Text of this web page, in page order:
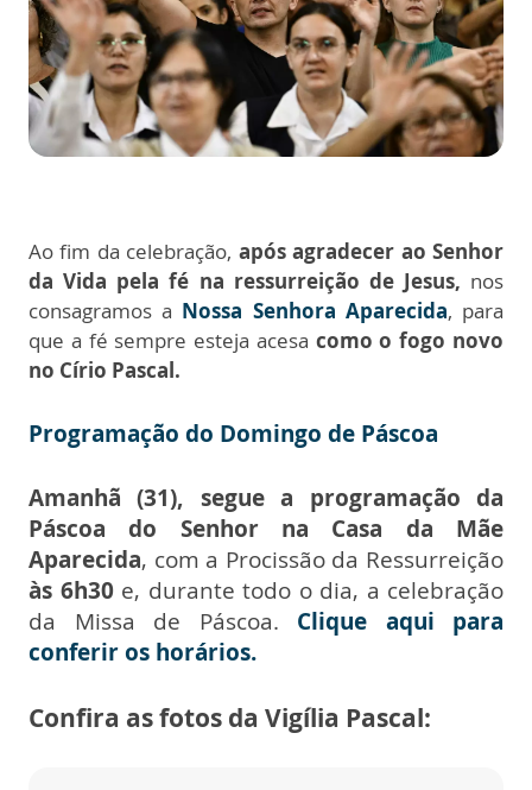
Ao fim da celebração, após agradecer ao Senhor
da Vida pela fé na ressurreição de Jesus, nos
consagramos a Nossa Senhora Aparecida, para
que a fé sempre esteja acesa como o fogo novo
no Círio Pascal.
Programação do Domingo de Páscoa
Amanhã (31), segue a programação da
Páscoa do Senhor na Casa da Mãe
Aparecida, com a Procissão da Ressurreição
às 6h30 e, durante todo o dia, a celebração
da Missa de Páscoa. Clique aqui para
conferir os horários.
Confira as fotos da Vigília Pascal: